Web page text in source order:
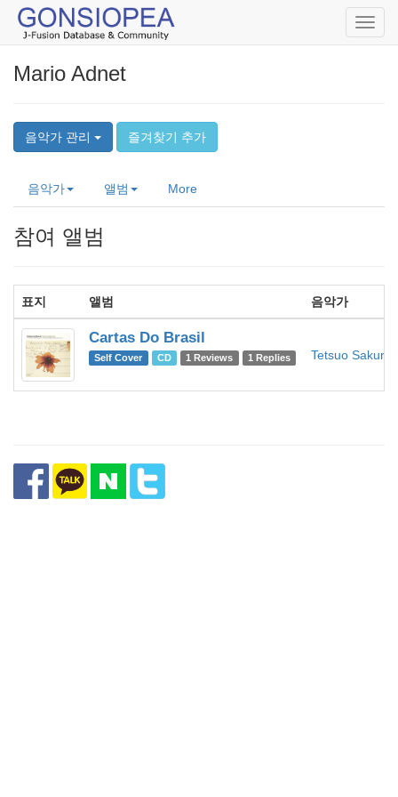
Mario Adnet
음악가 관리 즐겨찾기 추가
음악가 앨범 More
참여 앨범
표지 앨범 음악가
Cartas Do Brasil
Self Cover CD 1 Reviews 1 Replies Tetsuo Sakurai